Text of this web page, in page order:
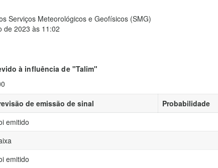
Serviços Meteorológicos e Geofísicos (SMG)
de 2023 às 11:02
à influência de "Talim"
de emissão de sinal
Probabilidade
emitido
emitido